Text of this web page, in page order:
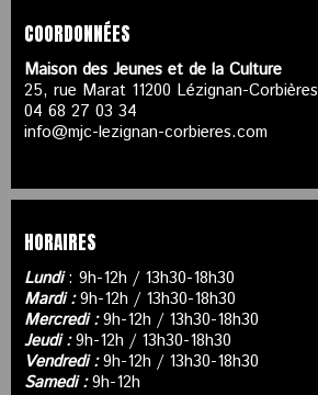
COORDONNÉES
Maison des Jeunes et de la Culture
25, rue Marat 11200 Lézignan-Corbières
04 68 27 03 34
info@mjc-lezignan-corbieres.com
HORAIRES
Lundi: 9h-12h / 13h30-18h30
Mardi :9h-12h / 13h30-18h30
Mercredi :9h-12h / 13h30-18h30
Jeudi :9h-12h / 13h30-18h30
Vendredi :9h-12h / 13h30-18h30
Samedi :9h-12h